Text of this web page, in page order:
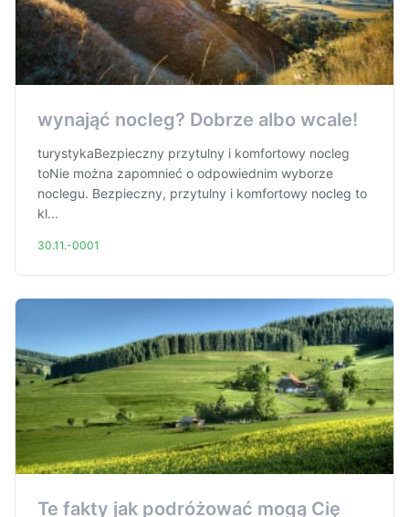
wynająć nocleg? Dobrze albo wcale!
turystykaBezpieczny przytulny i komfortowy nocleg
toNie można zapomnieć o odpowiednim wyborze
noclegu. Bezpieczny, przytulny i komfortowy nocleg to
kl...
30.11.-0001
Te fakty jak podróżować mogą Cię